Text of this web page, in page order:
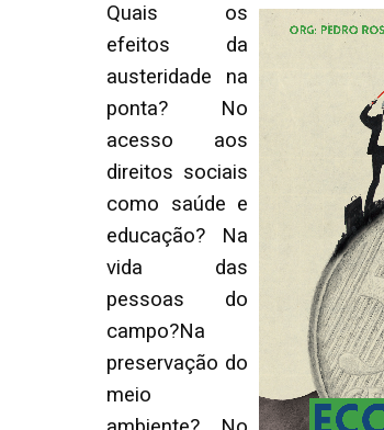
Quais os
efeitos da
austeridade na
ponta? No
acesso aos
direitos sociais
como saúde e
educação? Na
vida das
pessoas do
campo?Na
preservação do
meio